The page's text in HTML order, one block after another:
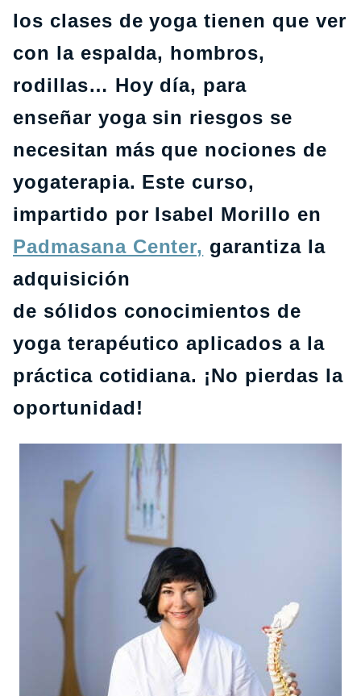
los clases de yoga tienen que ver
con la espalda, hombros,
rodillas… Hoy día, para
enseñar yoga sin riesgos se
necesitan más que nociones de
yogaterapia. Este curso,
impartido por Isabel Morillo en
Padmasana Center, garantiza la
adquisición
de sólidos conocimientos de
yoga terapéutico aplicados a la
práctica cotidiana. ¡No pierdas la
oportunidad!